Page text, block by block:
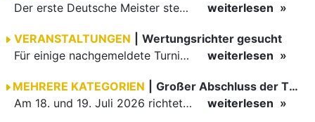
Der erste Deutsche Meister steht fest B-Boy Roman siegt bei den Juniors
weiterlesen
VERANSTALTUNGEN
Wertungsrichter gesucht
Für einige nachgemeldete Turniere im 2 Halbjahr sucht der ZWE noch Wertungsrichter.
weiterlesen
MEHRERE KATEGORIEN
Großer Abschluss der TBW-Trophy in Weinheim
Am 18. und 19. Juli 2026 richtete die Tanzsportabteilung (TSA) der TSG 1862 Weinheim das Abschlussturnier der diesjährigen TBW-Trophy-Serie aus. Zum traditionellen Saisonfinale kamen rund 400 Starts über…
weiterlesen